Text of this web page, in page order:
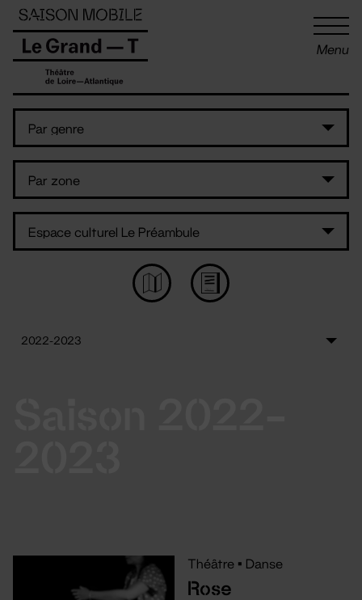
Menu
Théâtre • Danse
Rose
Panneau de gestion des cookies